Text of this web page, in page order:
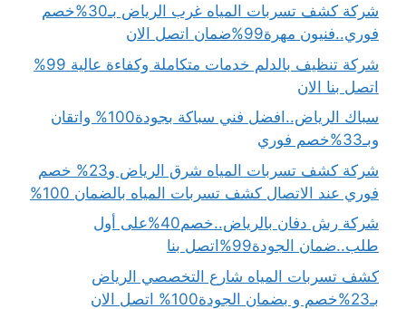
شركة كشف تسربات المياه غرب الرياض بـ30%خصم
فوري..فنيون مهرة99%ضمان اتصل الان
شركة تنظيف بالدلم خدمات متكاملة وكفاءة عالية 99%
اتصل بنا الان
سباك الرياض..افضل فني سباكة بجودة100% واتقان
وبـ33%خصم فوري
شركة كشف تسربات المياه شرق الرياض و23% خصم
فوري عند الاتصال كشف تسربات المياه بالضمان 100%
شركة رش دفان بالرياض..خصم40%على أول
طلب..ضمان الجودة99%اتصل بنا
كشف تسربات المياه شارع التخصصي الرياض
بـ23%خصم و بضمان الجودة100% اتصل الان